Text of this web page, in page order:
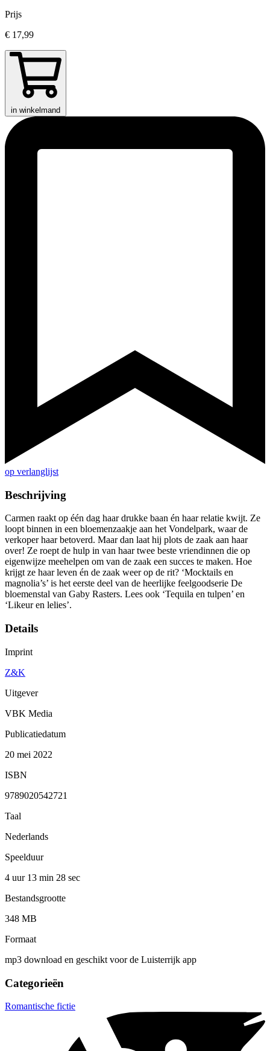
Prijs
€ 17,99
in winkelmand
op verlanglijst
Beschrijving
Carmen raakt op één dag haar drukke baan én haar relatie kwijt. Ze
loopt binnen in een bloemenzaakje aan het Vondelpark, waar de
verkoper haar betoverd. Maar dan laat hij plots de zaak aan haar
over! Ze roept de hulp in van haar twee beste vriendinnen die op
eigenwijze meehelpen om van de zaak een succes te maken. Hoe
krijgt ze haar leven én de zaak weer op de rit? ‘Mocktails en
magnolia’s’ is het eerste deel van de heerlijke feelgoodserie De
bloemenstal van Gaby Rasters. Lees ook ‘Tequila en tulpen’ en
‘Likeur en lelies’.
Details
Imprint
Z&K
Uitgever
VBK Media
Publicatiedatum
20 mei 2022
ISBN
9789020542721
Taal
Nederlands
Speelduur
4 uur 13 min 28 sec
Bestandsgrootte
348 MB
Formaat
mp3 download en geschikt voor de Luisterrijk app
Categorieën
Romantische fictie